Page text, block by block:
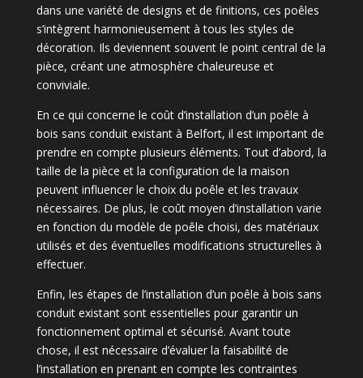
dans une variété de designs et de finitions, ces poêles
s’intègrent harmonieusement à tous les styles de
décoration. Ils deviennent souvent le point central de la
pièce, créant une atmosphère chaleureuse et
conviviale.
En ce qui concerne le coût d’installation d’un poêle à
bois sans conduit existant à Belfort, il est important de
prendre en compte plusieurs éléments. Tout d’abord, la
taille de la pièce et la configuration de la maison
peuvent influencer le choix du poêle et les travaux
nécessaires. De plus, le coût moyen d’installation varie
en fonction du modèle de poêle choisi, des matériaux
utilisés et des éventuelles modifications structurelles à
effectuer.
Enfin, les étapes de l’installation d’un poêle à bois sans
conduit existant sont essentielles pour garantir un
fonctionnement optimal et sécurisé. Avant toute
chose, il est nécessaire d’évaluer la faisabilité de
l’installation en prenant en compte les contraintes